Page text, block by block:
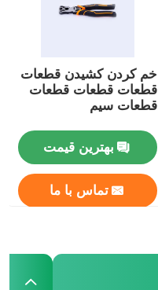
خم کردن کشيدن قطعات
قطعات قطعات قطعات
قطعات سیم
بهترین قیمت
تماس با ما